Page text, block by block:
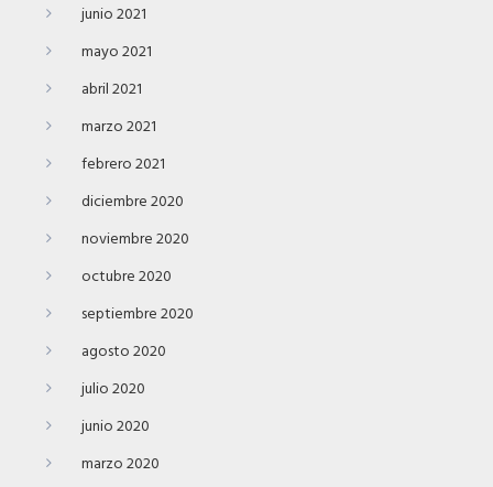
junio 2021
mayo 2021
abril 2021
marzo 2021
febrero 2021
diciembre 2020
noviembre 2020
octubre 2020
septiembre 2020
agosto 2020
julio 2020
junio 2020
marzo 2020